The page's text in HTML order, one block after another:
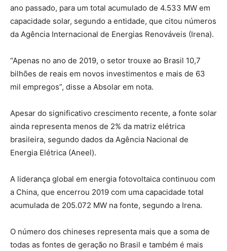
ano passado, para um total acumulado de 4.533 MW em
capacidade solar, segundo a entidade, que citou números
da Agência Internacional de Energias Renováveis (Irena).
“Apenas no ano de 2019, o setor trouxe ao Brasil 10,7
bilhões de reais em novos investimentos e mais de 63
mil empregos”, disse a Absolar em nota.
Apesar do significativo crescimento recente, a fonte solar
ainda representa menos de 2% da matriz elétrica
brasileira, segundo dados da Agência Nacional de
Energia Elétrica (Aneel).
A liderança global em energia fotovoltaica continuou com
a China, que encerrou 2019 com uma capacidade total
acumulada de 205.072 MW na fonte, segundo a Irena.
O número dos chineses representa mais que a soma de
todas as fontes de geração no Brasil e também é mais